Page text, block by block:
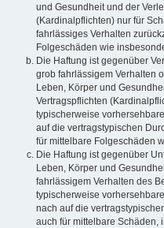
und Gesundheit und der
(Kardinalpflichten) nur für
fahrlässiges Verhalten
Folgeschäden wie
Die Haftung ist gegenüber
grob fahrlässigem Verhalten
Leben, Körper und
Vertragspflichten
typischerweise
auf die vertragstypischen
für mittelbare Folgeschäden
Die Haftung ist gegenüber
Leben, Körper und
fahrlässigem Verhalten des
typischerweise
nach auf die
auch für mittelbare Schäden,